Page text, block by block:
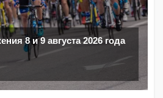
8 и 9 августа 2026 года